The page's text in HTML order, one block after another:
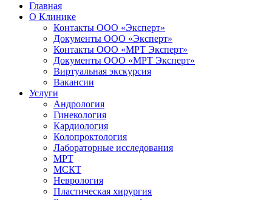
Главная
О Клинике
Контакты ООО «Эксперт»
Документы ООО «Эксперт»
Контакты ООО «МРТ Эксперт»
Документы ООО «МРТ Эксперт»
Виртуальная экскурсия
Вакансии
Услуги
Андрология
Гинекология
Кардиология
Колопроктология
Лабораторные исследования
МРТ
МСКТ
Неврология
Пластическая хирургия